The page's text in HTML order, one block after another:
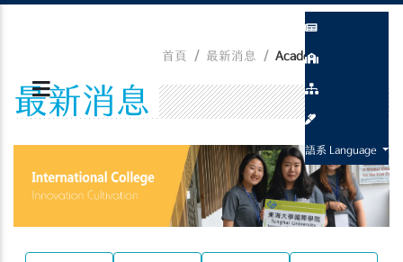
語系 Language
首頁 最新消息 Academic Related
最新消息